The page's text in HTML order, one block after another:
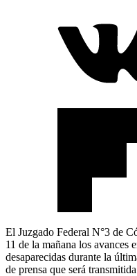
El Juzgado Federal N°3 de
11 de la mañana los avances
desaparecidas durante la
de prensa que será